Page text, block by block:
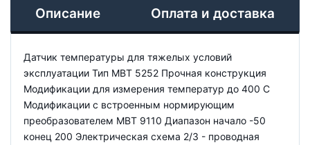
Описание Оплата и доставка
Датчик температуры для тяжелых условий
эксплуатации Тип MBT 5252 Прочная конструкция
Модификации для измерения температур до 400 С
Модификации с встроенным нормирующим
преобразователем MBT 9110 Диапазон начало -50
конец 200 Электрическая схема 2/3 - проводная